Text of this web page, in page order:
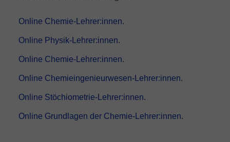
Online Chemie-Lehrer:innen.
Online Physik-Lehrer:innen.
Online Chemie-Lehrer:innen.
Online Chemieingenieurwesen-Lehrer:innen.
Online Stöchiometrie-Lehrer:innen.
Online Grundlagen der Chemie-Lehrer:innen.